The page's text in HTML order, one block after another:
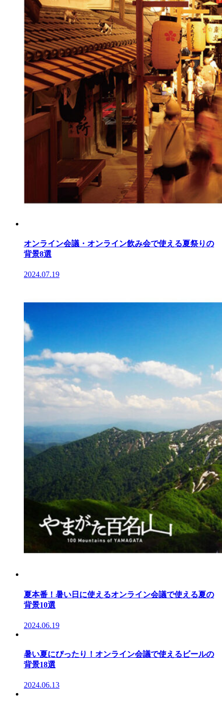
オンライン会議・オンライン飲み会で使える夏祭りの
背景8選
2024.07.19
夏本番！暑い日に使えるオンライン会議で使える夏の
背景10選
2024.06.19
暑い夏にぴったり！オンライン会議で使えるビールの
背景18選
2024.06.13